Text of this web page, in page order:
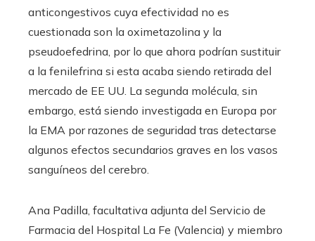
anticongestivos cuya efectividad no es
cuestionada son la oximetazolina y la
pseudoefedrina, por lo que ahora podrían sustituir
a la fenilefrina si esta acaba siendo retirada del
mercado de EE UU. La segunda molécula, sin
embargo, está siendo investigada en Europa por
la EMA por razones de seguridad tras detectarse
algunos efectos secundarios graves en los vasos
sanguíneos del cerebro.
Ana Padilla, facultativa adjunta del Servicio de
Farmacia del Hospital La Fe (Valencia) y miembro